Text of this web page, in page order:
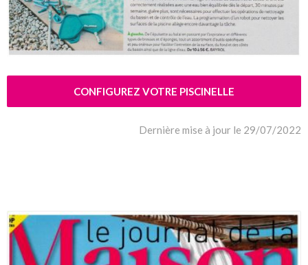
CONFIGUREZ VOTRE PISCINELLE
Dernière mise à jour le 29/07/2022